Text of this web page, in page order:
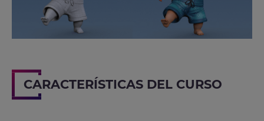
CARACTERÍSTICAS DEL CURSO